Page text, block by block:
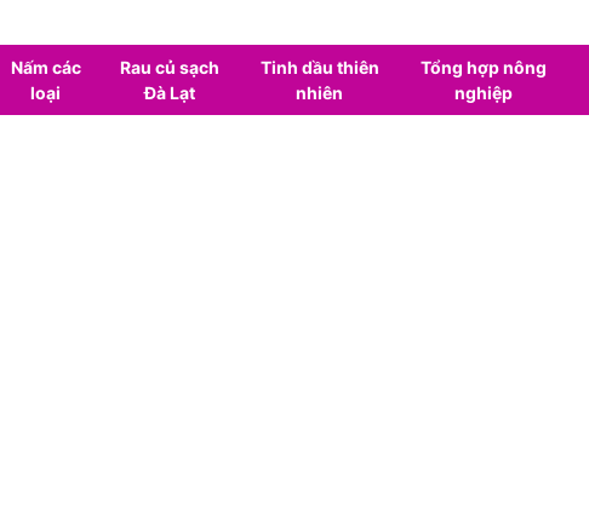
Nấm các
loại
Rau củ sạch
Đà Lạt
Tinh dầu thiên
nhiên
Tổng hợp nông
nghiệp